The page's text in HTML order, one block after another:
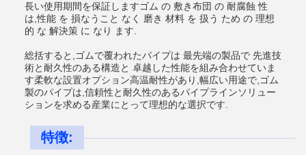
長い使用期間を保証しますゴム の 敷き布団 の 耐腐蝕 性
は,性能 を 損なうこと なく 磨き 材料 を 扱う ため の 理想
的 な 解決策 に なり ます.
総括すると,ゴムで覆われたパイプは 最先端の製品で 先進技
術と耐久性のある構造と 卓越した性能を組み合わせていま
す柔軟な設置オプション高温耐性があり,幅広い用途で,ゴム
製のパイプは,信頼性と耐久性のあるパイプラインソリュー
ションを求める産業にとって理想的な選択です.
特徴: